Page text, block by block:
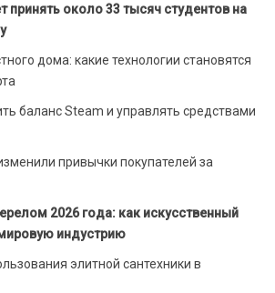
принять около 33 тысяч студентов на
дома: какие технологии становятся
баланс Steam и управлять средствами
привычки покупателей за
2026 года: как искусственный
индустрию
элитной сантехники в